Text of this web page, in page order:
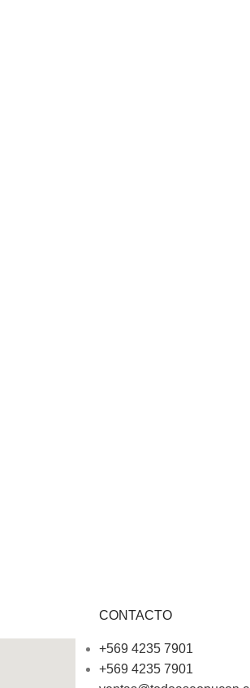
CONTACTO
+569 4235 7901
+569 4235 7901